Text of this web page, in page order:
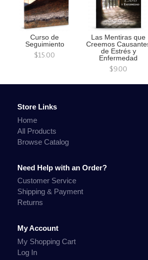
Curso de
Seguimiento
$15.00
Las Mentiras que
Creemos
de Estrés y
Enfermedad
$9.00
Store Links
Home
All Products
Browse Catalog
Need Help with an Order?
Customer Service
Shipping & Payment
Returns
My Account
My Shopping Cart
Log In